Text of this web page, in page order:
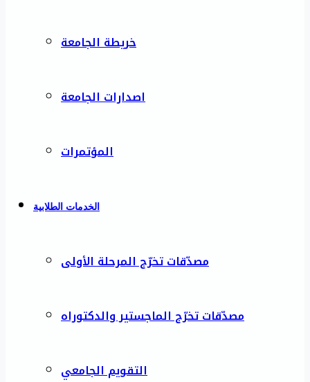
خريطة الجامعة
اصدارات الجامعة
المؤتمرات
الخدمات الطلابية
مصدّقات تخرّج المرحلة الأولى
مصدّقات تخرّج الماجستير والدكتوراه
التقويم الجامعي